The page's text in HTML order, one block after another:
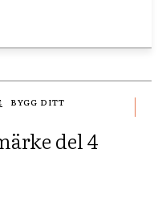
BYGG DITT
del 4